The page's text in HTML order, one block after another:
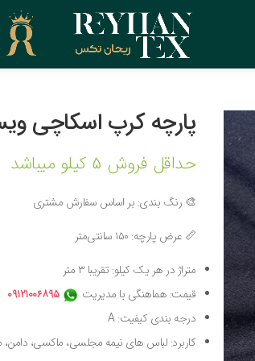
پارچه کرپ اسکاچی
حداقل فروش 5 کیلو میباشد
🎨 رنگ بندی: بر اساس سفارش مشتری
📏 عرض پارچه: ۱۵۰ سانتی‌متر
متراژ در هر یک کیلو: تقریبا ۳ متر
قیمت: هماهنگی با مدیریت
۰۹۱۲۱۰۰۶۸۹۵
درجه بندی کیفیت: A
کاربرد: لباس های نیمه مجلسی، ماکسی، دامن،